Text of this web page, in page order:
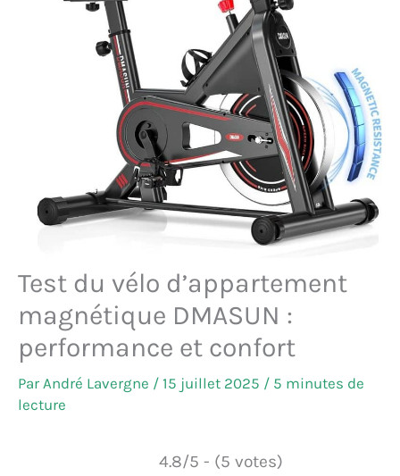
Test du vélo d’appartement
magnétique DMASUN :
performance et confort
ParAndré Lavergne / 15 juillet 2025 / 5 minutes de
lecture
4.8/5 - (5 votes)